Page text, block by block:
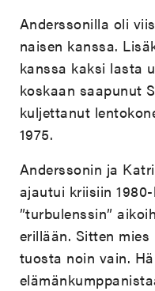
Anderssonilla oli
naisen kanssa.
kanssa kaksi lasta
koskaan saapunut
kuljettanut
1975.
Anderssonin ja
ajautui kriisiin
”turbulenssin”
erillään. Sitten
tuosta noin vain.